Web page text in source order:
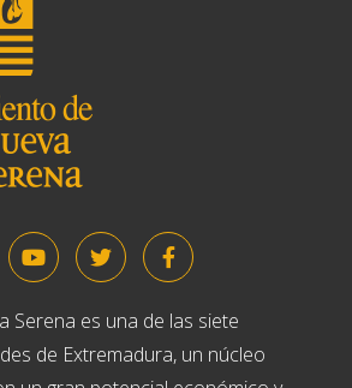
Serena es una de las siete
de Extremadura, un núcleo